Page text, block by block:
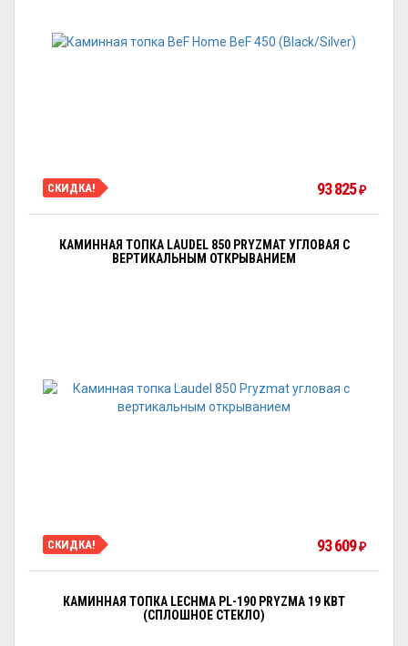
СКИДКА! 93 825₽
КАМИННАЯ ТОПКА LAUDEL 850 PRYZMAT УГЛОВАЯ С
ВЕРТИКАЛЬНЫМ ОТКРЫВАНИЕМ
СКИДКА! 93 609₽
КАМИННАЯ ТОПКА LECHMA PL-190 PRYZMA 19 КВТ
(СПЛОШНОЕ СТЕКЛО)